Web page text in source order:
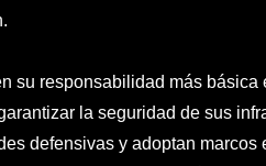
su responsabilidad más básica
la seguridad de sus
defensivas y adoptan marcos